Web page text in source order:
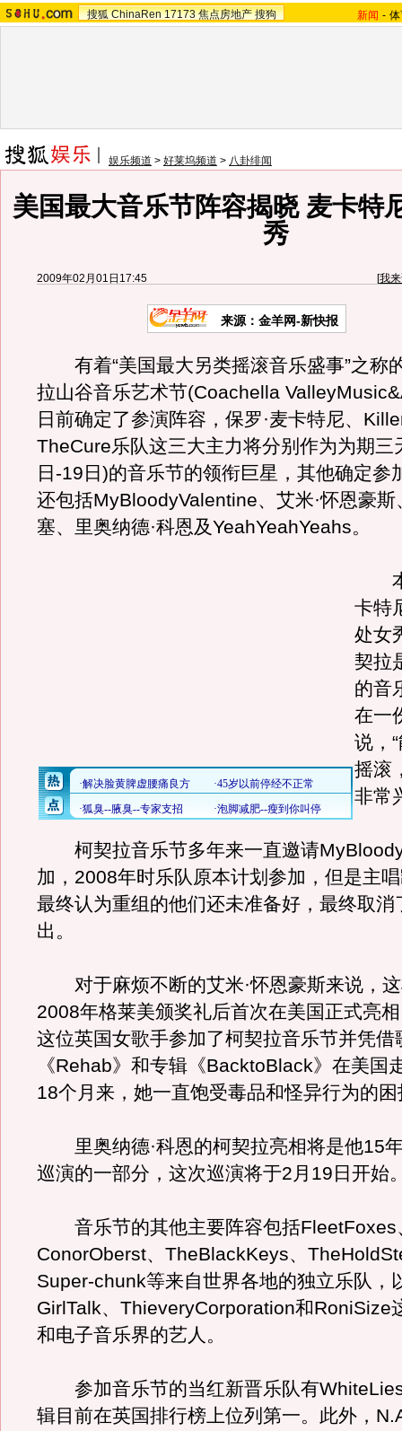
搜狐 ChinaRen 17173 焦点房地产 搜狗 新闻 -
娱乐频道 > 好莱坞频道 > 八卦绯闻
美国最大音乐节阵容揭晓 麦卡特
秀
2009年02月01日17:45 [我
来源：金羊网-新快报
有着“美国最大另类摇滚音乐盛事”之称
拉山谷音乐艺术节(Coachella
日前确定了参演阵容，保罗·麦卡特尼、
TheCure乐队这三大主力将分别作为为期三
日-19日)的音乐节的领衔巨星，其他确定参
还包括MyBloodyValentine、艾米·怀恩豪斯
塞、里奥纳德·科恩及YeahYeahYeahs。
本
卡特
处女
契拉
的音
在一
说，
摇滚
非常
柯契拉音乐节多年来一直邀请
加，2008年时乐队原本计划参加，但是主
最终认为重组的他们还未准备好，最终取消
出。
对于麻烦不断的艾米·怀恩豪斯来说，
2008年格莱美颁奖礼后首次在美国正式亮
这位英国女歌手参加了柯契拉音乐节并凭借
《Rehab》和专辑《BacktoBlack》在美国
18个月来，她一直饱受毒品和怪异行为的困
里奥纳德·科恩的柯契拉亮相将是他15
巡演的一部分，这次巡演将于2月19日开始
音乐节的其他主要阵容包括FleetFoxes
ConorOberst、TheBlackKeys、
Super-chunk等来自世界各地的独立乐队，
GirlTalk、ThieveryCorporation和RoniSize
和电子音乐界的艺人。
参加音乐节的当红新晋乐队有
辑目前在英国排行榜上位列第一。此外，